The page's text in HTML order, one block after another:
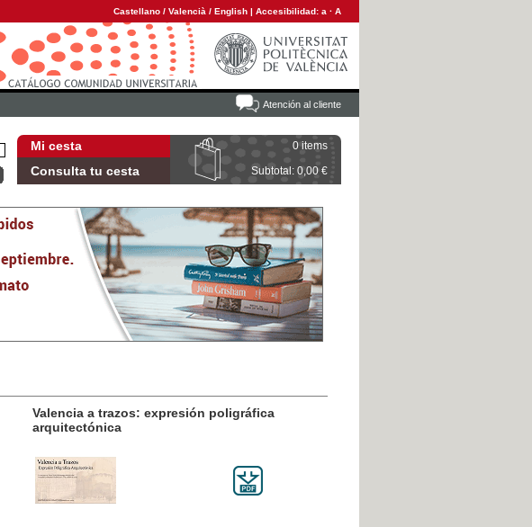
Castellano / Valencià / English | Accesibilidad: a · A
Atención al cliente
Mi cesta 0 items
Consulta tu cesta Subtotal: 0,00 €
Valencia a trazos: expresión poligráfica
arquitectónica